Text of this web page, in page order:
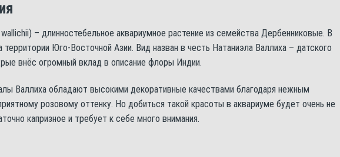
– длинностебельное аквариумное растение из семейства Дербенниковые. В
территории Юго-Восточной Азии. Вид назван в честь Натаниэла Валлиха – датского
внёс огромный вклад в описание флоры Индии.
Валлиха обладают высокими декоративные качествами благодаря нежным
розовому оттенку. Но добиться такой красоты в аквариуме будет очень не
капризное и требует к себе много внимания.